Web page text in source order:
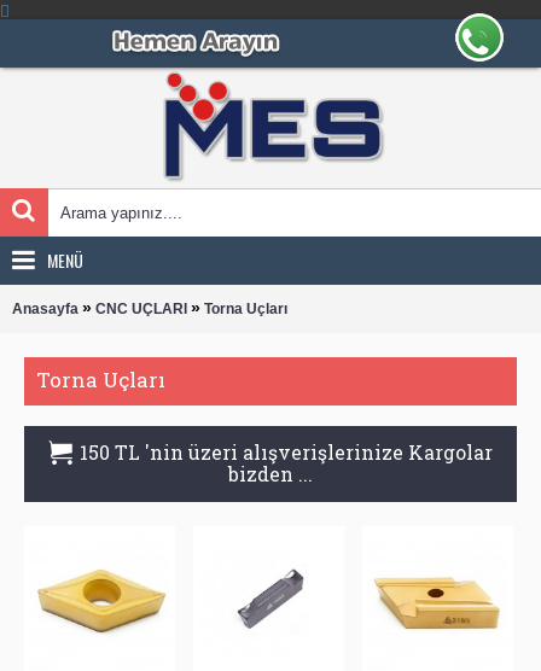
MENÜ
Anasayfa » CNC UÇLARI » Torna Uçları
Torna Uçları
150 TL 'nin üzeri alışverişlerinize Kargolar
bizden ...